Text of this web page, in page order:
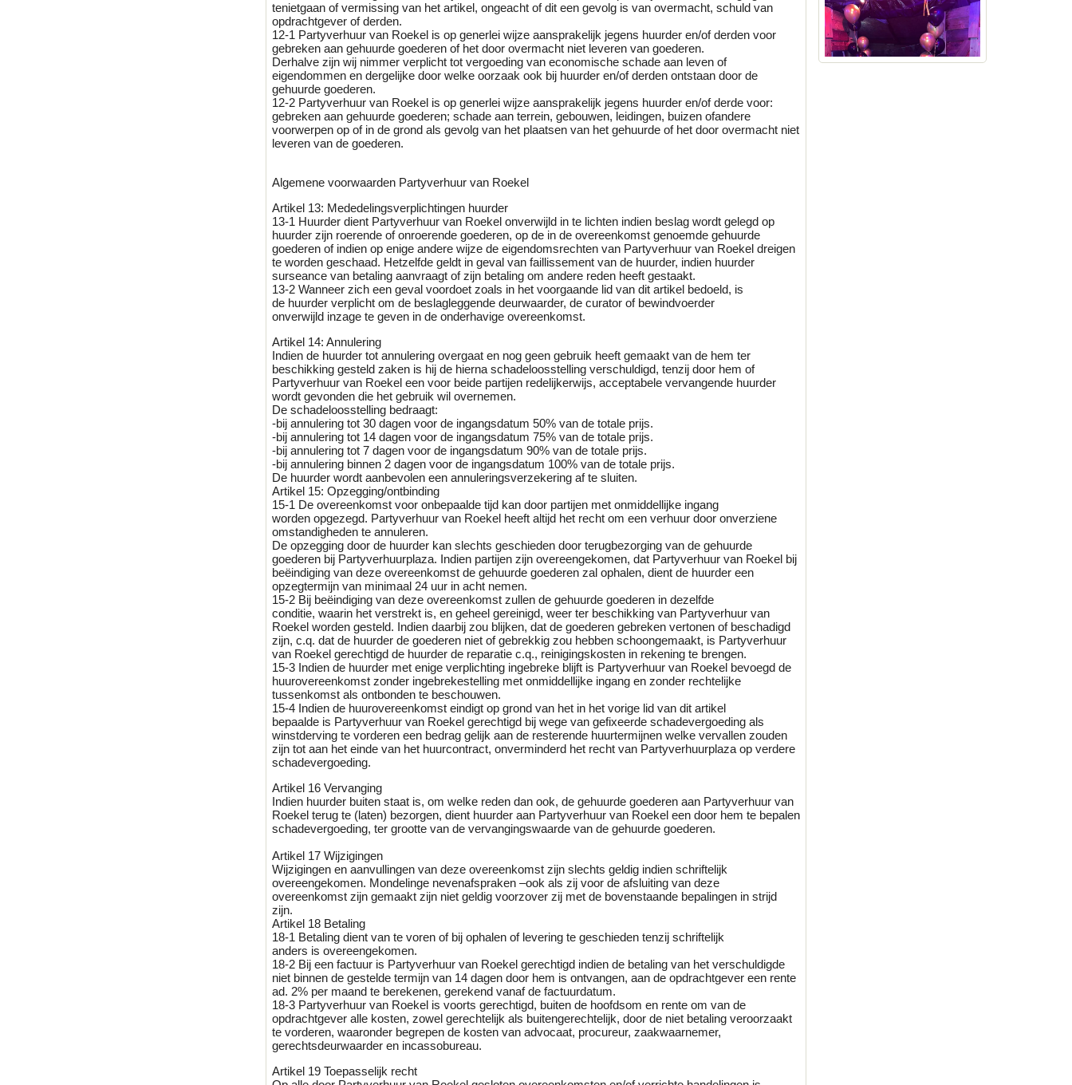
tenietgaan of vermissing van het artikel, ongeacht of dit een gevolg is van overmacht, schuld van
opdrachtgever of derden.
12-1 Partyverhuur van Roekel is op generlei wijze aansprakelijk jegens huurder en/of derden voor
gebreken aan gehuurde goederen of het door overmacht niet leveren van goederen.
Derhalve zijn wij nimmer verplicht tot vergoeding van economische schade aan leven of
eigendommen en dergelijke door welke oorzaak ook bij huurder en/of derden ontstaan door de
gehuurde goederen.
12-2 Partyverhuur van Roekel is op generlei wijze aansprakelijk jegens huurder en/of derde voor:
gebreken aan gehuurde goederen; schade aan terrein, gebouwen, leidingen, buizen ofandere
voorwerpen op of in de grond als gevolg van het plaatsen van het gehuurde of het door overmacht niet
leveren van de goederen.
Algemene voorwaarden Partyverhuur van Roekel
Artikel 13: Mededelingsverplichtingen huurder
13-1 Huurder dient Partyverhuur van Roekel onverwijld in te lichten indien beslag wordt gelegd op
huurder zijn roerende of onroerende goederen, op de in de overeenkomst genoemde gehuurde
goederen of indien op enige andere wijze de eigendomsrechten van Partyverhuur van Roekel dreigen
te worden geschaad. Hetzelfde geldt in geval van faillissement van de huurder, indien huurder
surseance van betaling aanvraagt of zijn betaling om andere reden heeft gestaakt.
13-2 Wanneer zich een geval voordoet zoals in het voorgaande lid van dit artikel bedoeld, is
de huurder verplicht om de beslagleggende deurwaarder, de curator of bewindvoerder
onverwijld inzage te geven in de onderhavige overeenkomst.
Artikel 14: Annulering
Indien de huurder tot annulering overgaat en nog geen gebruik heeft gemaakt van de hem ter
beschikking gesteld zaken is hij de hierna schadeloosstelling verschuldigd, tenzij door hem of
Partyverhuur van Roekel een voor beide partijen redelijkerwijs, acceptabele vervangende huurder
wordt gevonden die het gebruik wil overnemen.
De schadeloosstelling bedraagt:
-bij annulering tot 30 dagen voor de ingangsdatum 50% van de totale prijs.
-bij annulering tot 14 dagen voor de ingangsdatum 75% van de totale prijs.
-bij annulering tot 7 dagen voor de ingangsdatum 90% van de totale prijs.
-bij annulering binnen 2 dagen voor de ingangsdatum 100% van de totale prijs.
De huurder wordt aanbevolen een annuleringsverzekering af te sluiten.
Artikel 15: Opzegging/ontbinding
15-1 De overeenkomst voor onbepaalde tijd kan door partijen met onmiddellijke ingang
worden opgezegd. Partyverhuur van Roekel heeft altijd het recht om een verhuur door onverziene
omstandigheden te annuleren.
De opzegging door de huurder kan slechts geschieden door terugbezorging van de gehuurde
goederen bij Partyverhuurplaza. Indien partijen zijn overeengekomen, dat Partyverhuur van Roekel bij
beëindiging van deze overeenkomst de gehuurde goederen zal ophalen, dient de huurder een
opzegtermijn van minimaal 24 uur in acht nemen.
15-2 Bij beëindiging van deze overeenkomst zullen de gehuurde goederen in dezelfde
conditie, waarin het verstrekt is, en geheel gereinigd, weer ter beschikking van Partyverhuur van
Roekel worden gesteld. Indien daarbij zou blijken, dat de goederen gebreken vertonen of beschadigd
zijn, c.q. dat de huurder de goederen niet of gebrekkig zou hebben schoongemaakt, is Partyverhuur
van Roekel gerechtigd de huurder de reparatie c.q., reinigingskosten in rekening te brengen.
15-3 Indien de huurder met enige verplichting ingebreke blijft is Partyverhuur van Roekel bevoegd de
huurovereenkomst zonder ingebrekestelling met onmiddellijke ingang en zonder rechtelijke
tussenkomst als ontbonden te beschouwen.
15-4 Indien de huurovereenkomst eindigt op grond van het in het vorige lid van dit artikel
bepaalde is Partyverhuur van Roekel gerechtigd bij wege van gefixeerde schadevergoeding als
winstderving te vorderen een bedrag gelijk aan de resterende huurtermijnen welke vervallen zouden
zijn tot aan het einde van het huurcontract, onverminderd het recht van Partyverhuurplaza op verdere
schadevergoeding.
Artikel 16 Vervanging
Indien huurder buiten staat is, om welke reden dan ook, de gehuurde goederen aan Partyverhuur van
Roekel terug te (laten) bezorgen, dient huurder aan Partyverhuur van Roekel een door hem te bepalen
schadevergoeding, ter grootte van de vervangingswaarde van de gehuurde goederen.
Artikel 17 Wijzigingen
Wijzigingen en aanvullingen van deze overeenkomst zijn slechts geldig indien schriftelijk
overeengekomen. Mondelinge nevenafspraken –ook als zij voor de afsluiting van deze
overeenkomst zijn gemaakt zijn niet geldig voorzover zij met de bovenstaande bepalingen in strijd
zijn.
Artikel 18 Betaling
18-1 Betaling dient van te voren of bij ophalen of levering te geschieden tenzij schriftelijk
anders is overeengekomen.
18-2 Bij een factuur is Partyverhuur van Roekel gerechtigd indien de betaling van het verschuldigde
niet binnen de gestelde termijn van 14 dagen door hem is ontvangen, aan de opdrachtgever een rente
ad. 2% per maand te berekenen, gerekend vanaf de factuurdatum.
18-3 Partyverhuur van Roekel is voorts gerechtigd, buiten de hoofdsom en rente om van de
opdrachtgever alle kosten, zowel gerechtelijk als buitengerechtelijk, door de niet betaling veroorzaakt
te vorderen, waaronder begrepen de kosten van advocaat, procureur, zaakwaarnemer,
gerechtsdeurwaarder en incassobureau.
Artikel 19 Toepasselijk recht